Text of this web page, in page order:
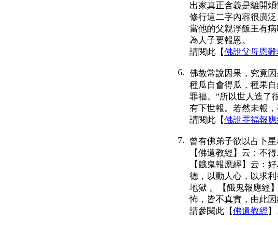
出家真正含義是離開
修行這二字內容很廣
當他的父親淨飯王有
為人子要報恩。
請閱此【佛說父母恩
6. 佛教常說因果，究竟
種瓜自會得瓜，種果
罪福。”所以世人造了
有下世報。若然未報，
請閱此【佛說罪福報應
7. 曾有佛弟子欲以占卜
【佛遺教經】 云：不
【餓鬼報應經】云：
德， 以動人心，以求
地獄 。【餓鬼報應經
怖，皆不真實，由此
請參閱此【佛遺教經